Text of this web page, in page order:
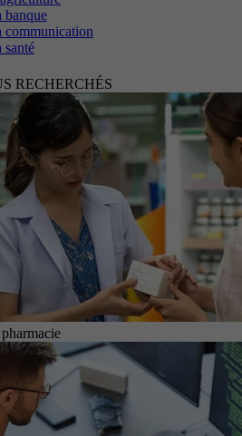
banque
communication
santé
RECHERCHÉS